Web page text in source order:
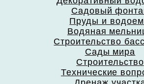
Садовый
Пруды и
Водяная
Строительство
Сады мира
Строительство
Технические